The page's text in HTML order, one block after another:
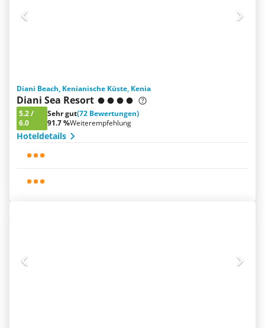
Diani Beach, Kenianische Küste, Kenia
Diani Sea Resort
5.2/
6.0
Sehr gut(72 Bewertungen)
91.7 %Weiterempfehlung
Hoteldetails